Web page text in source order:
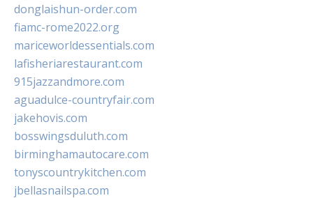
donglaishun-order.com
fiamc-rome2022.org
mariceworldessentials.com
lafisheriarestaurant.com
915jazzandmore.com
aguadulce-countryfair.com
jakehovis.com
bosswingsduluth.com
birminghamautocare.com
tonyscountrykitchen.com
jbellasnailspa.com